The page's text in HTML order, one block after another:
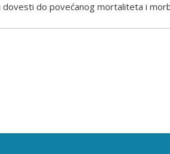
do povećanog mortaliteta i